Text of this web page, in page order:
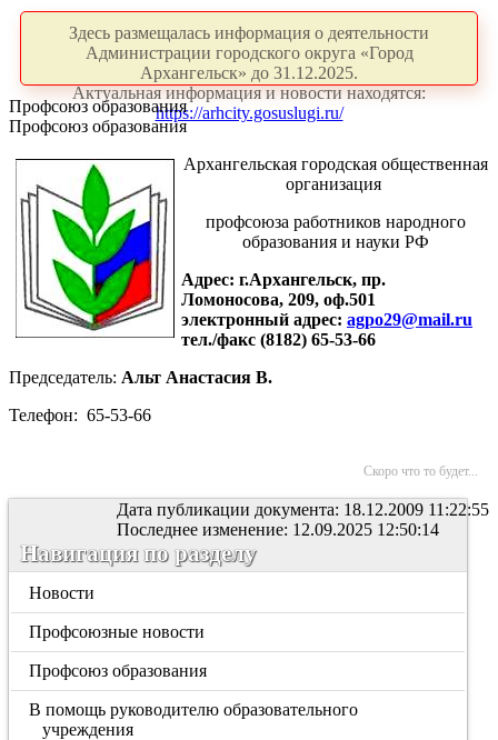
Здесь размещалась информация о деятельности
Администрации городского округа «Город
Архангельск» до 31.12.2025.
Актуальная информация и новости находятся:
https://arhcity.gosuslugi.ru/
Профсоюз образования
Профсоюз образования
Архангельская городская общественная
организация
профсоюза работников народного
образования и науки РФ
Адрес: г.Архангельск, пр.
Ломоносова, 209, оф.501
электронный адрес: agpo29@mail.ru
тел./факс (8182) 65-53-66
Председатель: Альт Анастасия В.
Телефон: 65-53-66
Скоро что то будет...
Дата публикации документа: 18.12.2009 11:22:55
Последнее изменение: 12.09.2025 12:50:14
Навигация по разделу
Новости
Профсоюзные новости
Профсоюз образования
В помощь руководителю образовательного
учреждения